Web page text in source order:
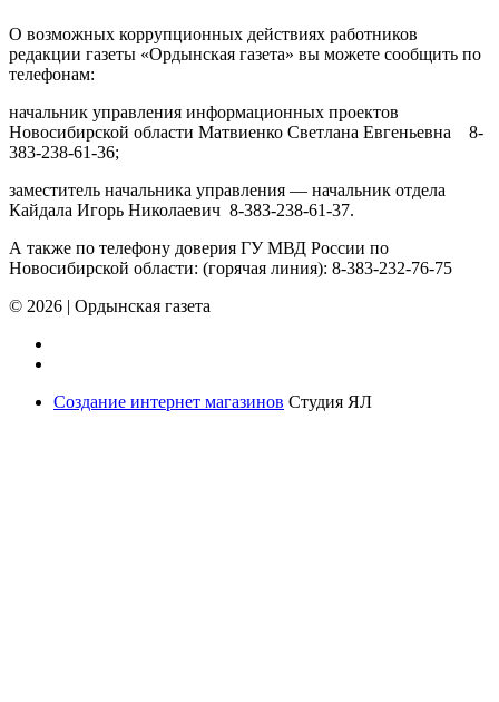
О возможных коррупционных действиях работников
редакции газеты «Ордынская газета» вы можете сообщить по
телефонам:
начальник управления информационных проектов
Новосибирской области Матвиенко Светлана Евгеньевна 8-
383-238-61-36;
заместитель начальника управления — начальник отдела
Кайдала Игорь Николаевич 8-383-238-61-37.
А также по телефону доверия ГУ МВД России по
Новосибирской области: (горячая линия): 8-383-232-76-75
© 2026 | Ордынская газета
Создание интернет магазинов Студия ЯЛ